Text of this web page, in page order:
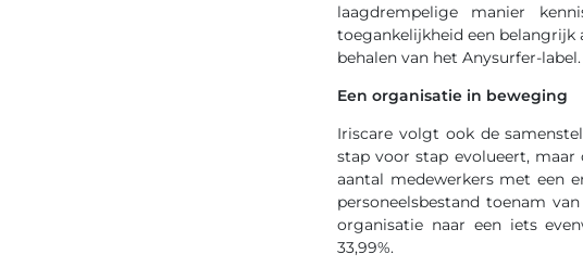
laagdrempelige manier
toegankelijkheid een belangrijk
behalen van het Anysurfer-label.
Een organisatie in beweging
Iriscare volgt ook de
stap voor stap evolueert,
aantal medewerkers met een
personeelsbestand toenam
organisatie naar een iets
33,99%.